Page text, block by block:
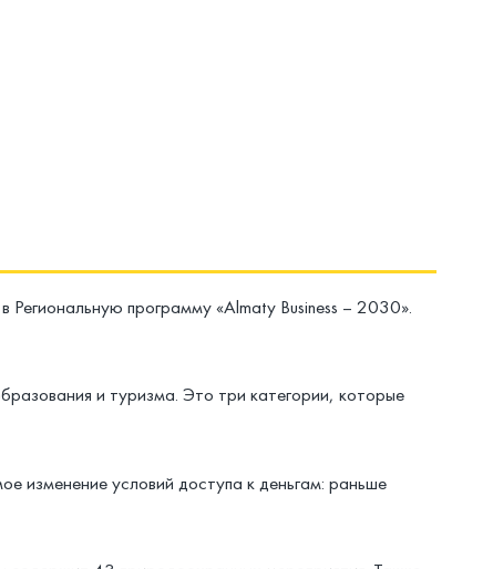
программу «Almaty Business – 2030».
и туризма. Это три категории, которые
изменение условий доступа к деньгам: раньше